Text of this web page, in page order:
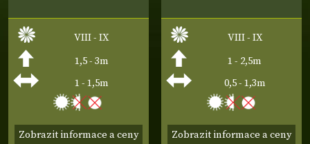
VIII - IX
1,5 - 3m
1 - 1,5m
Zobrazit informace a ceny
VIII - IX
1 - 2,5m
0,5 - 1,3m
Zobrazit informace a ceny